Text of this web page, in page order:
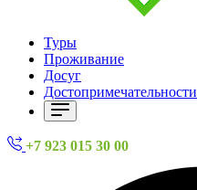
Туры
Проживание
Досуг
Достопримечательности
+7 923 015 30 00